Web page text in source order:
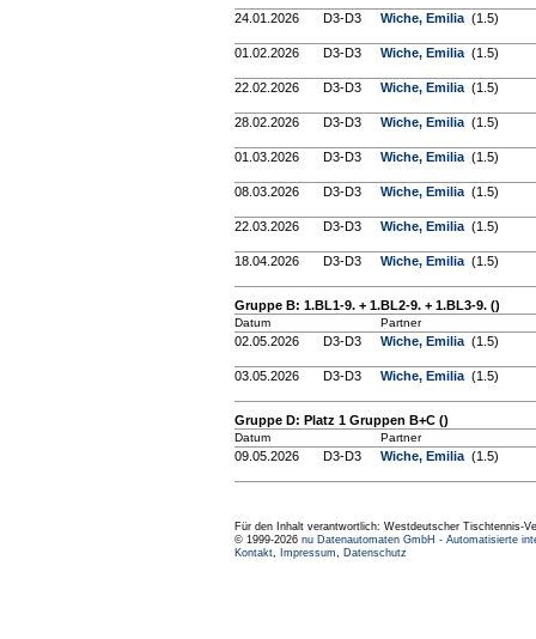
24.01.2026 D3-D3 Wiche, Emilia (1.5)
01.02.2026 D3-D3 Wiche, Emilia (1.5)
22.02.2026 D3-D3 Wiche, Emilia (1.5)
28.02.2026 D3-D3 Wiche, Emilia (1.5)
01.03.2026 D3-D3 Wiche, Emilia (1.5)
08.03.2026 D3-D3 Wiche, Emilia (1.5)
22.03.2026 D3-D3 Wiche, Emilia (1.5)
18.04.2026 D3-D3 Wiche, Emilia (1.5)
Gruppe B: 1.BL1-9. + 1.BL2-9. + 1.BL3-9. ()
Datum Partner
02.05.2026 D3-D3 Wiche, Emilia (1.5)
03.05.2026 D3-D3 Wiche, Emilia (1.5)
Gruppe D: Platz 1 Gruppen B+C ()
Datum Partner
09.05.2026 D3-D3 Wiche, Emilia (1.5)
Für den Inhalt verantwortlich: Westdeutscher Tischtennis-
© 1999-2026 nu Datenautomaten GmbH - Automatisierte
Kontakt, Impressum, Datenschutz